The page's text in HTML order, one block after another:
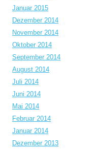
Januar 2015
Dezember 2014
November 2014
Oktober 2014
September 2014
August 2014
Juli 2014
Juni 2014
Mai 2014
Februar 2014
Januar 2014
Dezember 2013